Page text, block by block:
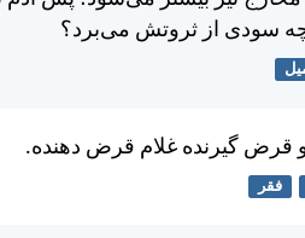
سودی از ثروتش می‌برد؟
قرض گيرنده غلام قرض دهنده.
فقر